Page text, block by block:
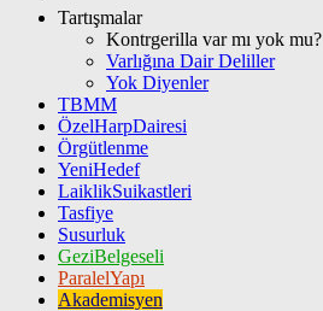
Tartışmalar
Kontrgerilla var mı yok mu?
Varlığına Dair Deliller
Yok Diyenler
TBMM
ÖzelHarpDairesi
Örgütlenme
YeniHedef
LaiklikSuikastleri
Tasfiye
Susurluk
GeziBelgeseli
ParalelYapı
Akademisyen